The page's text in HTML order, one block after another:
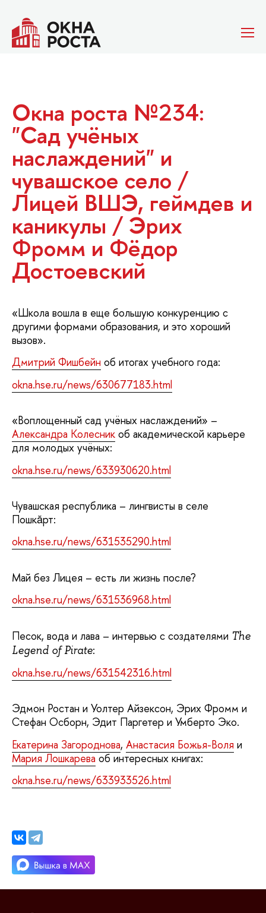
Окна роста №234:
"Сад учёных
наслаждений" и
чувашское село /
Лицей ВШЭ, геймдев и
каникулы / Эрих
Фромм и Фёдор
Достоевский
«Школа вошла в еще большую конкуренцию с
другими формами образования, и это хороший
вызов».
Дмитрий Фишбейн об итогах учебного года:
okna.hse.ru/news/630677183.html
«Воплощенный сад учёных наслаждений» –
Александра Колесник об академической карьере
для молодых учёных:
okna.hse.ru/news/633930620.html
Чувашская республика – лингвисты в селе
Пошкăрт:
okna.hse.ru/news/631535290.html
Май без Лицея – есть ли жизнь после?
okna.hse.ru/news/631536968.html
Песок, вода и лава – интервью с создателями The
Legend of Pirate:
okna.hse.ru/news/631542316.html
Эдмон Ростан и Уолтер Айзексон, Эрих Фромм и
Стефан Осборн, Эдит Паргетер и Умберто Эко.
Екатерина Загороднова, Анастасия Божья-Воля и
Мария Лошкарева об интересных книгах:
okna.hse.ru/news/633933526.html